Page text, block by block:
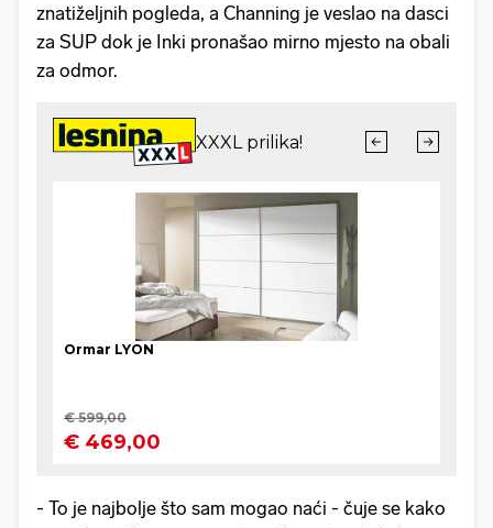
znatiželjnih pogleda, a Channing je veslao na dasci
za SUP dok je Inki pronašao mirno mjesto na obali
za odmor.
- To je najbolje što sam mogao naći - čuje se kako